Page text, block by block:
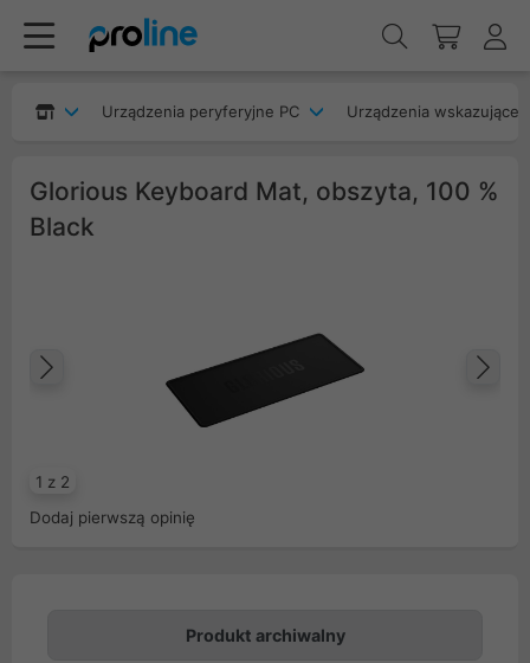
Urządzenia peryferyjne PC Urządzenia wskazujące
Glorious Keyboard Mat, obszyta, 100 %
Black
1 z 2
Poprzedni
Dodaj pierwszą opinię
Produkt archiwalny